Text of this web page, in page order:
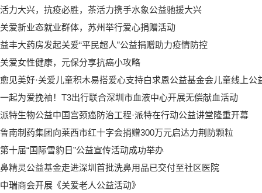
活力大兴，抗疫必胜，茶活力携手水象公益驰援大兴
关爱新业态就业群体，苏州举行爱心捐赠活动
益丰大药房发起关爱“平民超人”公益捐赠助力疫情防控
关爱女性健康，元保分享抗癌小攻略
愈见美好·关爱儿童积木易搭爱心支持白求恩公益基金会儿童线上公
一起为爱挽袖！T3出行联合深圳市血液中心开展无偿献血活动
派特生物公益中国宫颈癌防治工程·派特在行动公益讲堂隆重开幕
鲁南制药集团向莱西市红十字会捐赠300万元启达力荆防颗粒
第十届“国际雪豹日”公益宣传活动成功举办
鼻精灵公益基金走进深圳首批洗鼻用品已交付至社区医院
中瑞商会开展《关爱老人公益活动》